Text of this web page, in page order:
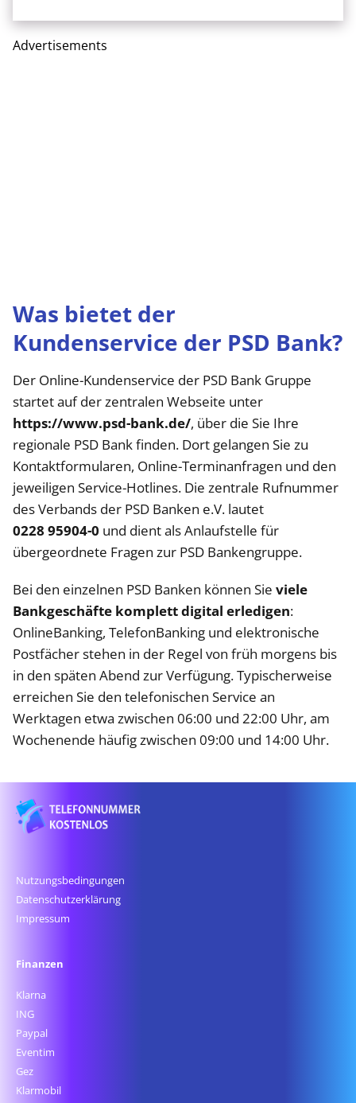
Advertisements
Was bietet der
Kundenservice der PSD Bank?
Der Online-Kundenservice der PSD Bank Gruppe
startet auf der zentralen Webseite unter
https://www.psd-bank.de/, über die Sie Ihre
regionale PSD Bank finden. Dort gelangen Sie zu
Kontaktformularen, Online-Terminanfragen und den
jeweiligen Service-Hotlines. Die zentrale Rufnummer
des Verbands der PSD Banken e.V. lautet
0228 95904-0 und dient als Anlaufstelle für
übergeordnete Fragen zur PSD Bankengruppe.
Bei den einzelnen PSD Banken können Sie viele
Bankgeschäfte komplett digital erledigen:
OnlineBanking, TelefonBanking und elektronische
Postfächer stehen in der Regel von früh morgens bis
in den späten Abend zur Verfügung. Typischerweise
erreichen Sie den telefonischen Service an
Werktagen etwa zwischen 06:00 und 22:00 Uhr, am
Wochenende häufig zwischen 09:00 und 14:00 Uhr.
Nutzungsbedingungen
Datenschutz­erklärung
Impressum
Finanzen
Klarna
ING
Paypal
Eventim
Gez
Klarmobil